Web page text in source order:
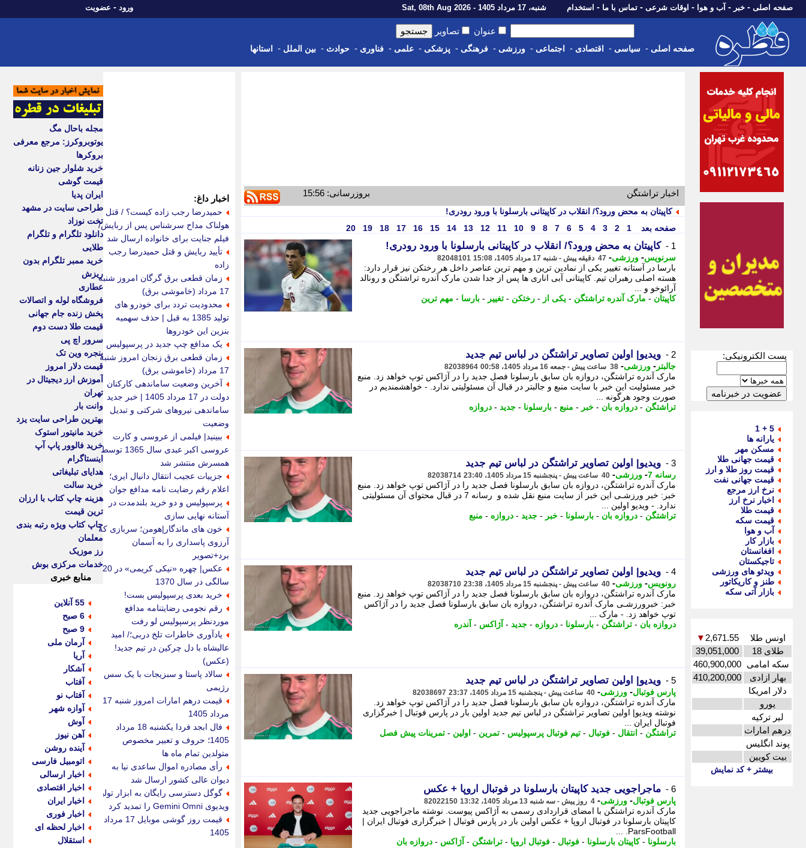
صفحه اصلی - خبر - آب و هوا - اوقات شرعی - تماس با ما - استخدام شنبه، 17 مرداد 1405 - Sat, 08th Aug 2026 ورود - عضویت
عنوان تصاویر
صفحه اصلی - سیاسی - اقتصادی - اجتماعی - ورزشی - فرهنگی - پزشکی - علمی - فناوری - حوادث - بین الملل - استانها
پست الکترونیکی:
5 + 1
یارانه ها
مسکن مهر
قیمت جهانی طلا
قیمت روز طلا و ارز
قیمت جهانی نفت
نرخ ارز مرجع
اخبار نرخ ارز
قیمت طلا
قیمت سکه
آب و هوا
بازار کار
افغانستان
تاجیکستان
ویدئو های ورزشی
طنز و کاریکاتور
بازار آتی سکه
اونس طلا 2,671.55
▼
طلای 18
39,051,000
سکه امامی 460,900,000
بهار ازادی
410,200,000
دلار امریکا
یورو
لیر ترکیه
درهم امارات
پوند انگلیس
بیت کویین
بیشتر + کد نمایش
اخبار تراشتگن بروزرسانی: 15:56
کاپیتان به محض ورود؟/ انقلاب در کاپیتانی بارسلونا با ورود رودری!
صفحه بعد
1
2
3
4
5
6
7
8
9
10
11
12
13
14
15
16
17
18
19
20
1 - کاپیتان به محض ورود؟/ انقلاب در کاپیتانی بارسلونا با ورود رودری!
سرنویس- ورزشی- 47 دقیقه پیش - شنبه 17 مرداد 1405، 15:08 82048101
بارسا در آستانه تغییر یکی از نمادین ترین و مهم ترین عناصر داخل هر رختکن نیز قرار دارد:
هسته اصلی رهبران تیم. کاپیتانی آبی اناری ها پس از جدا شدن مارک آندره تراشتگن و رونالد
آرائوخو و ...
کاپیتان - مارک آندره تراشتگن - یکی از - رختکن - تغییر - بارسا - مهم ترین
2 - ویدیو| اولین تصاویر تراشتگن در لباس تیم جدید
جالبتر - ورزشی- 38 ساعت پیش - جمعه 16 مرداد 1405، 00:58 82038964
مارک آندره تراشتگن، دروازه بان سابق بارسلونا فصل جدید را در آژاکس توپ خواهد زد. منبع
خبر مسئولیت این خبر با سایت منبع و جالبتر در قبال آن مسئولیتی ندارد. - خواهشمندیم در
صورت وجود هرگونه ...
تراشتگن - دروازه بان - خبر - منبع - بارسلونا - جدید - دروازه
3 - ویدیو| اولین تصاویر تراشتگن در لباس تیم جدید
رسانه 7 - ورزشی- 40 ساعت پیش - پنجشنبه 15 مرداد 1405، 23:40 82038714
مارک آندره تراشتگن، دروازه بان سابق بارسلونا فصل جدید را در آژاکس توپ خواهد زد. منبع
خبر: خبر ورزشـی این خبر از سایت منبع نقل شده و رسانه 7 در قبال محتوای آن مسئولیتی
ندارد. - ویدیو اولین ...
تراشتگن - دروازه بان - بارسلونا - خبر - جدید - دروازه - منبع
4 - ویدیو| اولین تصاویر تراشتگن در لباس تیم جدید
رونویس- ورزشی- 40 ساعت پیش - پنجشنبه 15 مرداد 1405، 23:38 82038710
مارک آندره تراشتگن، دروازه بان سابق بارسلونا فصل جدید را در آژاکس توپ خواهد زد. منبع
خبر: خبرورزشـی مارک آندره تراشتگن، دروازه بان سابق بارسلونا فصل جدید را در آژاکس
توپ خواهد زد. - مارک ...
دروازه بان - تراشتگن - بارسلونا - دروازه - جدید - آژاکس - آندره
5 - ویدیو| اولین تصاویر تراشتگن در لباس تیم جدید
پارس فوتبال- ورزشی- 40 ساعت پیش - پنجشنبه 15 مرداد 1405، 23:37 82038697
مارک آندره تراشتگن، دروازه بان سابق بارسلونا فصل جدید را در آژاکس توپ خواهد زد.
نوشته ویدیو| اولین تصاویر تراشتگن در لباس تیم جدید اولین بار در پارس فوتبال | خبرگزاری
فوتبال ایران ...
تراشتگن - انتقال - فوتبال - تیم فوتبال پرسپولیس - تمرین - اولین - تمرینات پیش فصل
6 - ماجراجویی جدید کاپیتان بارسلونا در فوتبال اروپا + عکس
پارس فوتبال- ورزشی- 4 روز پیش - سه شنبه 13 مرداد 1405، 13:32 82022150
مارک آندره تراشتگن با امضای قراردادی رسمی به آژاکس پیوست. نوشته ماجراجویی جدید
کاپیتان بارسلونا در فوتبال اروپا + عکس اولین بار در پارس فوتبال | خبرگزاری فوتبال ایران |
ParsFootball. ...
بارسلونا -کاپیتان بارسلونا - فوتبال - فوتبال اروپا - تراشتگن - آژاکس - دروازه بان
اخبار داغ:
حمیدرضا رجب زاده کیست؟ / قتل
هولناک مداح سرشناس پس از ربایش/
فیلم جنایت برای خانواده ارسال شد
تأیید ربایش و قتل حمیدرضا رجب
زاده
زمان قطعی برق گرگان امروز شنبه
17 مرداد (خاموشی برق)
محدودیت تردد برای خودرو های
تولید 1385 به قبل | حذف سهمیه
بنزین این خودروها
یک مدافع چپ جدید در پرسپولیس
زمان قطعی برق زنجان امروز شنبه
17 مرداد (خاموشی برق)
آخرین وضعیت ساماندهی کارکنان
دولت در 17 مرداد 1405 | خبر جدید
ساماندهی نیروهای شرکتی و تبدیل
وضعیت
ببینید| فیلمی از عروسی و کارت
عروسی اکبر عبدی سال 1365 توسط
همسرش منتشر شد
جزییات عجیب انتقال دانیال ایری؛
اعلام رقم رضایت نامه مدافع جوان
پرسپولیس و دو خرید بلندمدت در
آستانه نهایی سازی
خون های ماندگار|هومن؛ سربازی که
آرزوی پاسداری را به آسمان
برد+تصویر
عکس| چهره «نیکی کریمی» در 20
سالگی در سال 1370
خرید بعدی پرسپولیس بست!
رقم نجومی رضایتنامه مدافع
موردنظر پرسپولیس لو رفت
یادآوری خاطرات تلخ دربی؛/ امید
عالیشاه با دل چرکین در تیم جدید!
(عکس)
سالاد پاستا و سبزیجات با یک سس
رژیمی
قیمت درهم امارات امروز شنبه 17
مرداد 1405
فال ابجد فردا یکشنبه 18 مرداد
1405؛ حروف و تعبیر مخصوص
متولدین تمام ماه ها
رأی مصادره اموال ساعدی نیا به
دیوان عالی کشور ارسال شد
گوگل دسترسی رایگان به ابزار تولید
ویدیوی Gemini Omni را تمدید کرد
قیمت روز گوشی موبایل 17 مرداد
1405
مجله باحال مگ
یوتوبروکرز: مرجع معرفی
بروکرها
خرید شلوار جین زنانه
قیمت گوشی
ایران پدیا
طراحی سایت در مشهد
تخت نوزاد
دانلود تلگرام و تلگرام
طلایی
خرید ممبر تلگرام بدون
ریزش
عطاری
فروشگاه لوله و اتصالات
پخش زنده جام جهانی
قیمت طلا دست دوم
سرور اچ پی
پنجره وین تک
قیمت دلار امروز
آموزش ارز دیجیتال در
تهران
وانت بار
بهترین طراحی سایت یزد
خرید مانیتور استوک
خرید فالوور پاپ آپ
اینستاگرام
هدایای تبلیغاتی
خرید سالت
هزینه چاپ کتاب با ارزان
ترین قیمت
چاپ کتاب ویژه رتبه بندی
معلمان
رز موزیک
خدمات مرکزی بوش
منابع خبری
55 آنلاین
6 صبح
9 صبح
آرمان ملی
آریا
آشکار
آفتاب
آفتاب نو
آوازه شهر
آوش
آهن نیوز
آینده روشن
اتومبیل فارسی
اخبار ارسالی
اخبار اقتصادی
اخبار ایران
اخبار فوری
اخبار لحظه ای
استقلال